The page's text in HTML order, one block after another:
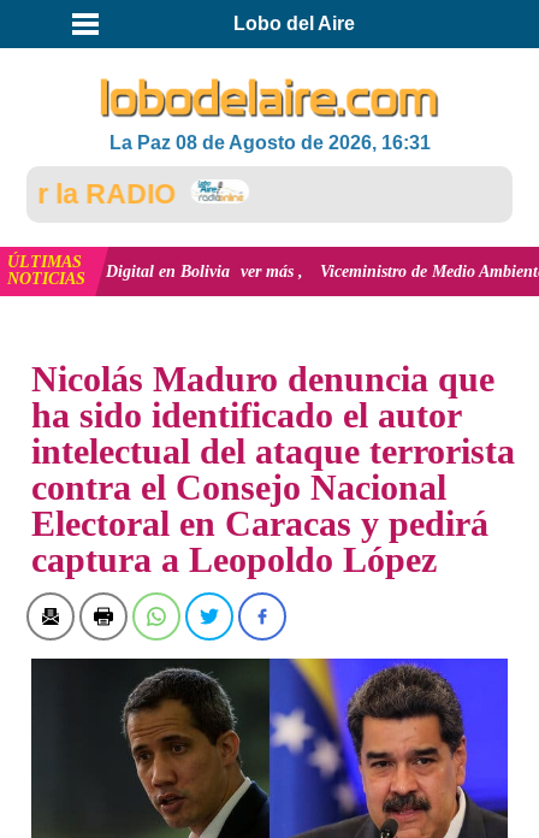
Lobo del Aire
La Paz 08 de Agosto de 2026, 16:31
la RADIO
ÚLTIMAS
NOTICIAS
Digital en Bolivia ver más Viceministro de Medio Ambiente, José
Nicolás Maduro denuncia que
ha sido identificado el autor
intelectual del ataque terrorista
contra el Consejo Nacional
Electoral en Caracas y pedirá
captura a Leopoldo López